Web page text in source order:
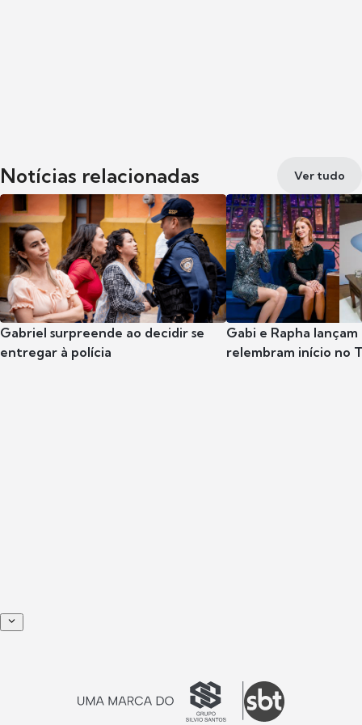
Notícias relacionadas Ver tudo
Gabriel surpreende ao decidir se
entregar à polícia
Gabi e Rapha
relembram início no